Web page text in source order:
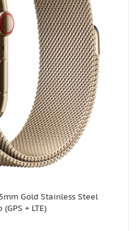
Gold Stainless Steel
+ LTE)